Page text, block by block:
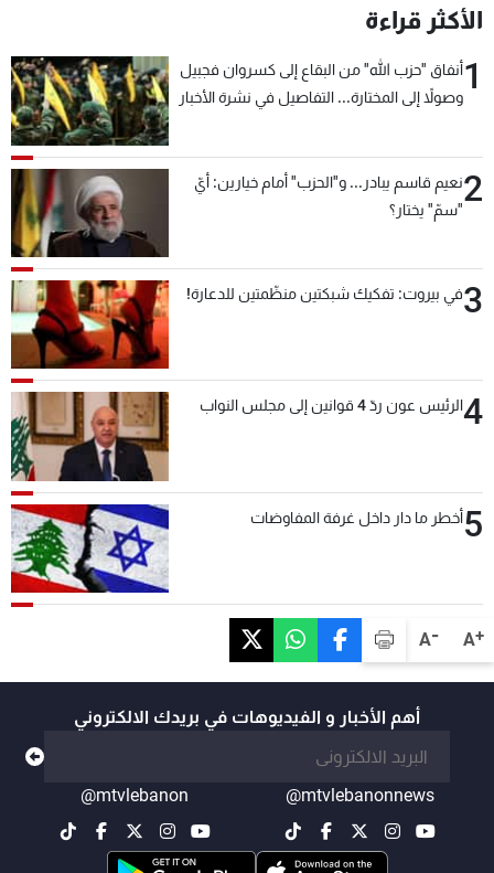
A+
A-
الأكثر قراءة
1أنفاق "حزب الله" من البقاع إلى كسروان فجبيل
وصولاً إلى المختارة... التفاصيل في نشرة الأخبار
2نعيم قاسم يبادر... و"الحزب" أمام خيارين: أيّ
"سمّ" يختار؟
3في بيروت: تفكيك شبكتين منظّمتين للدعارة!
4الرئيس عون ردّ 4 قوانين إلى مجلس النواب
5أخطر ما دار داخل غرفة المفاوضات
أهم الأخبار و الفيديوهات في بريدك الالكتروني
@mtvlebanonnews
@mtvlebanon
عن MTV
الإنـتـاج
لاعلاناتكم
شروط الإسـتخدام
سياسة الخصوصية